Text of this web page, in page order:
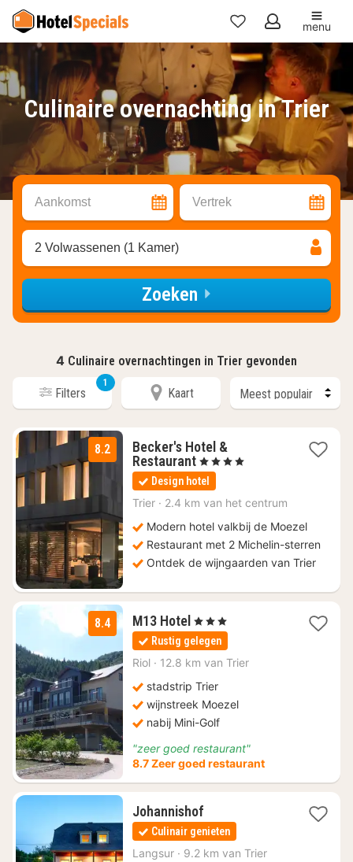
Mijn
favorieten
menu
Culinaire overnachting in Trier
Aankomst Vertrek
2 Volwassenen (1 Kamer)
Zoeken
4 Culinaire overnachtingen in Trier gevonden
Filters
1
Kaart
8.2
Becker's Hotel &
Restaurant1
nacht
vanaf
€
, 4 Sterren
Design hotel
Trier · 2.4 km van het centrum
Modern hotel valkbij de Moezel
Restaurant met 2 Michelin-sterren
Ontdek de wijngaarden van Trier
8.4 M13 Hotel 1
nacht
vanaf
€
, 3 Sterren
Rustig gelegen
Riol · 12.8 km van Trier
stadstrip Trier
wijnstreek Moezel
nabij Mini-Golf
"zeer goed restaurant"
8.7 Zeer goed restaurant
Johannishof1
nacht
vanaf
€
Culinair genieten
Langsur · 9.2 km van Trier